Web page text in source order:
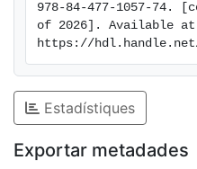
978-84-477-1057-74.
of 2026]. Available
https://hdl.handle.net/
Estadístiques
Exportar metadades